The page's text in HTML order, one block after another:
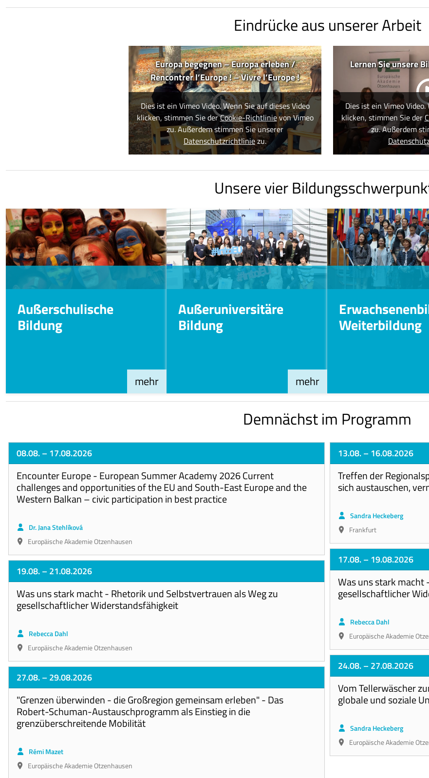
Eindrücke aus unserer Arbeit
Europa begegnen – Europa erleben /
Rencontrer l’Europe ! – Vivre l’Europe !
Dies ist ein Vimeo Video. Wenn Sie auf dieses Video
klicken, stimmen Sie derCookie-Richtlinievon Vimeo
zu. Außerdem stimmen Sie unserer
Datenschutzrichtliniezu.
Lernen Sie unsere
Dies ist ein Vimeo
klicken, stimmen Sie der
zu. Außerdem
Unsere vier
Außerschulische
Bildung
mehr
Außeruniversitäre
Bildung
mehr
Weiterbildung
Demnächst im Programm
08.08.– 17.08.2026
Encounter Europe - European Summer Academy 2026 Current
challenges and opportunities of the EU and South-East Europe and the
Western Balkan – civic participation in best practice
Dr. Jana Stehlíková
Europäische Akademie Otzenhausen
13.08.– 16.08.2026
Treffen der
sich austauschen,
Sandra Heckeberg
Frankfurt
17.08.– 19.08.2026
Was uns stark macht
gesellschaftlicher
Rebecca Dahl
Europäische Akademie
19.08.– 21.08.2026
Was uns stark macht - Rhetorik und Selbstvertrauen als Weg zu
gesellschaftlicher Widerstandsfähigkeit
Rebecca Dahl
Europäische Akademie Otzenhausen
24.08.– 27.08.2026
Vom Tellerwäscher
globale und soziale
Sandra Heckeberg
Europäische Akademie
27.08.– 29.08.2026
"Grenzen überwinden - die Großregion gemeinsam erleben" - Das
Robert-Schuman-Austauschprogramm als Einstieg in die
grenzüberschreitende Mobilität
Rémi Mazet
Europäische Akademie Otzenhausen